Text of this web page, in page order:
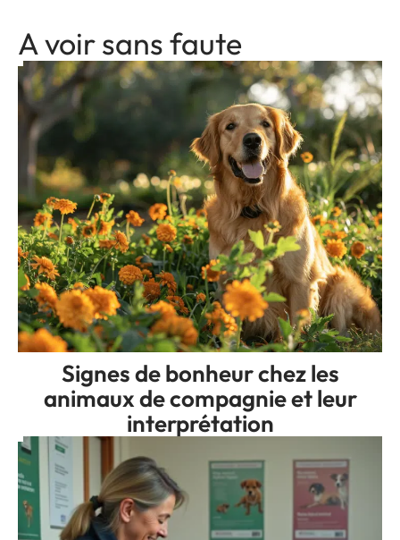
A voir sans faute
Signes de bonheur chez les
animaux de compagnie et leur
interprétation